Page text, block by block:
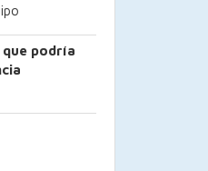
podría